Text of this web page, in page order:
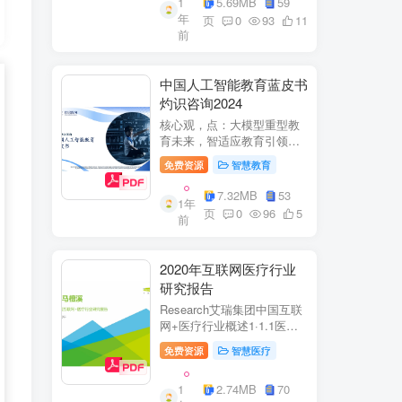
参编綦兵、谷金辉、温庆
福、王丹、岳...
年
前
页
0 93 11
中国人工智能教育蓝皮书
灼识咨询2024
核心观，点：大模型重型教
育未来，智适应教育引领
A+教有新纪元灼识咨询
China inshts Consultancy帆
观：深剂：洞来：失减：全
球故有革新浪湘2学习机妆占
硬件查头智道，应学习机市
免费资源 智慧教育
1年
前
7.32MB
53
页
0 96 5
2020年互联网医疗行业
研究报告
Research艾瑞集团中国互联
网+医疗行业概述1·1.1医疗
行业困境中国互联网+医疗行
业现状2中国互联网+医疗用
户行为洞察3中国互联网+医
疗热门赛道分析4中国互联网
免费资源 智慧医疗
1
2.74MB
70